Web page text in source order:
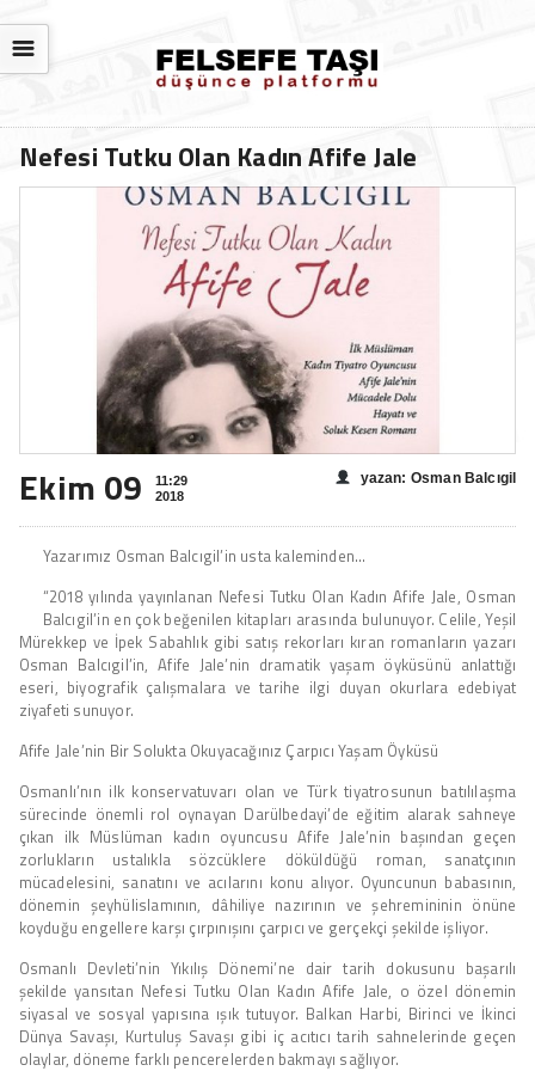
☰
Nefesi Tutku Olan Kadın Afife Jale
Ekim 09
11:29
2018
yazan: Osman Balcıgil
Yazarımız Osman Balcıgil’in usta kaleminden…
“2018 yılında yayınlanan Nefesi Tutku Olan Kadın Afife Jale, Osman
Balcıgil’in en çok beğenilen kitapları arasında bulunuyor. Celile, Yeşil
Mürekkep ve İpek Sabahlık gibi satış rekorları kıran romanların yazarı
Osman Balcıgil’in, Afife Jale’nin dramatik yaşam öyküsünü anlattığı
eseri, biyografik çalışmalara ve tarihe ilgi duyan okurlara edebiyat
ziyafeti sunuyor.
Afife Jale’nin Bir Solukta Okuyacağınız Çarpıcı Yaşam Öyküsü
Osmanlı’nın ilk konservatuvarı olan ve Türk tiyatrosunun batılılaşma
sürecinde önemli rol oynayan Darülbedayi’de eğitim alarak sahneye
çıkan ilk Müslüman kadın oyuncusu Afife Jale’nin başından geçen
zorlukların ustalıkla sözcüklere döküldüğü roman, sanatçının
mücadelesini, sanatını ve acılarını konu alıyor. Oyuncunun babasının,
dönemin şeyhülislamının, dâhiliye nazırının ve şehremininin önüne
koyduğu engellere karşı çırpınışını çarpıcı ve gerçekçi şekilde işliyor.
Osmanlı Devleti’nin Yıkılış Dönemi’ne dair tarih dokusunu başarılı
şekilde yansıtan Nefesi Tutku Olan Kadın Afife Jale, o özel dönemin
siyasal ve sosyal yapısına ışık tutuyor. Balkan Harbi, Birinci ve İkinci
Dünya Savaşı, Kurtuluş Savaşı gibi iç acıtıcı tarih sahnelerinde geçen
olaylar, döneme farklı pencerelerden bakmayı sağlıyor.